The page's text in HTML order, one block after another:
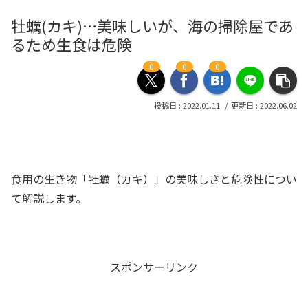
牡蠣(カキ)…美味しいが、海の掃除屋であ
るため生食は危険
0 0 0
2022.01.11 2022.06.02
食用の生き物「牡蠣（カキ）」の美味しさと危険性につい
て解説します。
スポンサーリンク